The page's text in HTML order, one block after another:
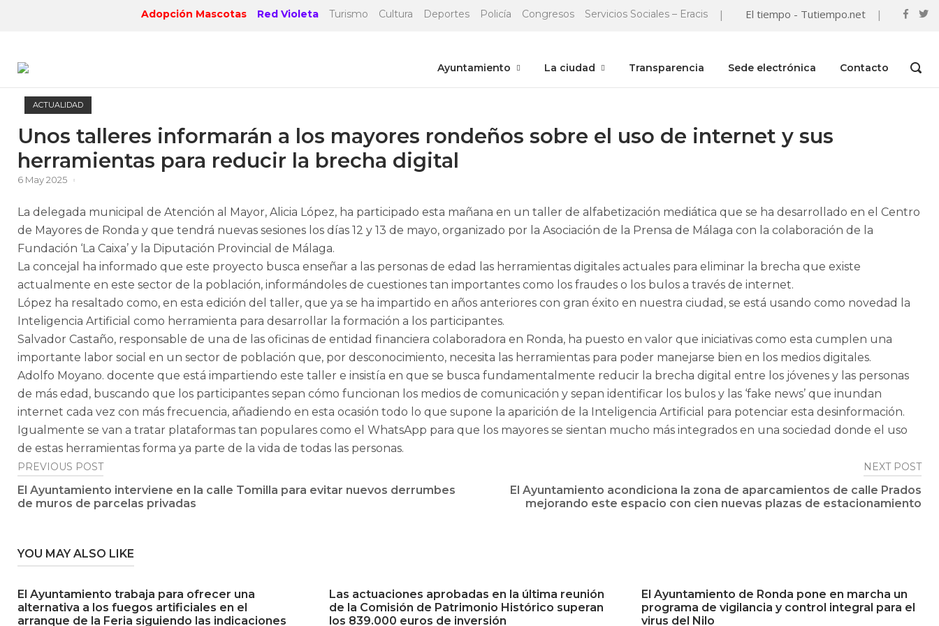
Adopción Mascotas Red Violeta Turismo Cultura Deportes Policía Congresos Servicios Sociales – Eracis | El tiempo - Tutiempo.net |
Ayuntamiento La ciudad Transparencia Sede electrónica Contacto
OPEN
ACTUALIDAD
Unos talleres informarán a los mayores rondeños sobre el uso de internet y sus
herramientas para reducir la brecha digital
6 May 2025
La delegada municipal de Atención al Mayor, Alicia López, ha participado esta mañana en un taller de alfabetización mediática que se ha desarrollado en el Centro
de Mayores de Ronda y que tendrá nuevas sesiones los días 12 y 13 de mayo, organizado por la Asociación de la Prensa de Málaga con la colaboración de la
Fundación ‘La Caixa’ y la Diputación Provincial de Málaga.
La concejal ha informado que este proyecto busca enseñar a las personas de edad las herramientas digitales actuales para eliminar la brecha que existe
actualmente en este sector de la población, informándoles de cuestiones tan importantes como los fraudes o los bulos a través de internet.
López ha resaltado como, en esta edición del taller, que ya se ha impartido en años anteriores con gran éxito en nuestra ciudad, se está usando como novedad la
Inteligencia Artificial como herramienta para desarrollar la formación a los participantes.
Salvador Castaño, responsable de una de las oficinas de entidad financiera colaboradora en Ronda, ha puesto en valor que iniciativas como esta cumplen una
importante labor social en un sector de población que, por desconocimiento, necesita las herramientas para poder manejarse bien en los medios digitales.
Adolfo Moyano. docente que está impartiendo este taller e insistía en que se busca fundamentalmente reducir la brecha digital entre los jóvenes y las personas
de más edad, buscando que los participantes sepan cómo funcionan los medios de comunicación y sepan identificar los bulos y las ‘fake news’ que inundan
internet cada vez con más frecuencia, añadiendo en esta ocasión todo lo que supone la aparición de la Inteligencia Artificial para potenciar esta desinformación.
Igualmente se van a tratar plataformas tan populares como el WhatsApp para que los mayores se sientan mucho más integrados en una sociedad donde el uso
de estas herramientas forma ya parte de la vida de todas las personas.
Post
navigation
PREVIOUS POST
El Ayuntamiento interviene en la calle Tomilla para evitar nuevos derrumbes
de muros de parcelas privadas
NEXT POST
El Ayuntamiento acondiciona la zona de aparcamientos de calle Prados
mejorando este espacio con cien nuevas plazas de estacionamiento
YOU MAY ALSO LIKE
El Ayuntamiento trabaja para ofrecer una
alternativa a los fuegos artificiales en el
arranque de la Feria siguiendo las indicaciones
Las actuaciones aprobadas en la última reunión
de la Comisión de Patrimonio Histórico superan
los 839.000 euros de inversión
El Ayuntamiento de Ronda pone en marcha un
programa de vigilancia y control integral para el
virus del Nilo